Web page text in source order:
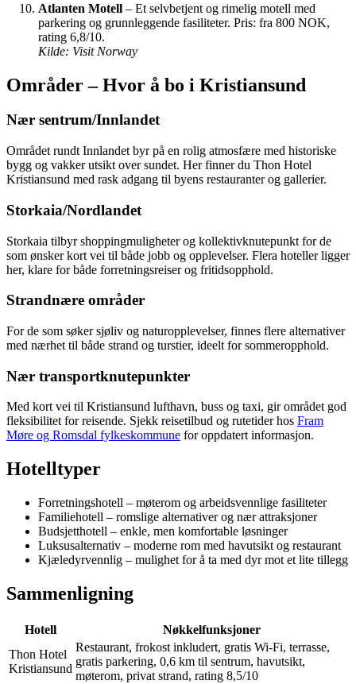
Atlanten Motell – Et selvbetjent og rimelig motell med
parkering og grunnleggende fasiliteter. Pris: fra 800 NOK,
rating 6,8/10.
Kilde: Visit Norway
Områder – Hvor å bo i Kristiansund
Nær sentrum/Innlandet
Området rundt Innlandet byr på en rolig atmosfære med historiske
bygg og vakker utsikt over sundet. Her finner du Thon Hotel
Kristiansund med rask adgang til byens restauranter og gallerier.
Storkaia/Nordlandet
Storkaia tilbyr shoppingmuligheter og kollektivknutepunkt for de
som ønsker kort vei til både jobb og opplevelser. Flera hoteller ligger
her, klare for både forretningsreiser og fritidsopphold.
Strandnære områder
For de som søker sjøliv og naturopplevelser, finnes flere alternativer
med nærhet til både strand og turstier, ideelt for sommeropphold.
Nær transportknutepunkter
Med kort vei til Kristiansund lufthavn, buss og taxi, gir området god
fleksibilitet for reisende. Sjekk reisetilbud og rutetider hos Fram
Møre og Romsdal fylkeskommune for oppdatert informasjon.
Hotelltyper
Forretningshotell – møterom og arbeidsvennlige fasiliteter
Familiehotell – romslige alternativer og nær attraksjoner
Budsjetthotell – enkle, men komfortable løsninger
Luksusalternativ – moderne rom med havutsikt og restaurant
Kjæledyrvennlig – mulighet for å ta med dyr mot et lite tillegg
Sammenligning
Hotell
Nøkkelfunksjoner
Thon Hotel
Kristiansund
Restaurant, frokost inkludert, gratis Wi-Fi, terrasse,
gratis parkering, 0,6 km til sentrum, havutsikt,
møterom, privat strand, rating 8,5/10